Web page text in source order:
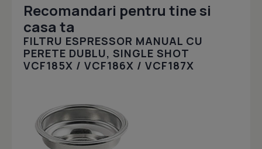
Recomandari pentru tine si
casa ta
FILTRU ESPRESSOR MANUAL CU
PERETE DUBLU, SINGLE SHOT
VCF185X / VCF186X / VCF187X